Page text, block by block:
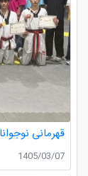
1405/03/07